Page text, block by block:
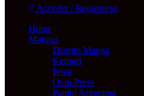
Acceder / Registrarse
Home
Mangas
Distrito Manga
Kemuri
Ivrea
Ovni Press
Panini Argentina